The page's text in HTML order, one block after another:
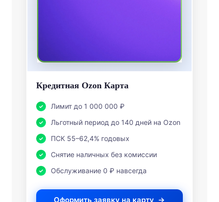
Кредитная Ozon Карта
Лимит до 1 000 000 ₽
Льготный период до 140 дней на Ozon
ПСК 55–62,4% годовых
Снятие наличных без комиссии
Обслуживание 0 ₽ навсегда
Оформить заявку на карту